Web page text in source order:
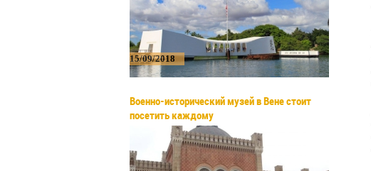
15/09/2018
Военно-исторический музей в Вене стоит
посетить каждому